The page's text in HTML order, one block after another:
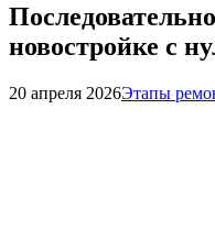
новостройке с
20 апреля 2026Этапы